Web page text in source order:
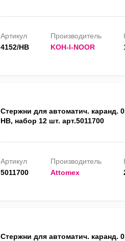
Артикул
4152/HB
Производитель
KOH-I-NOOR
Стержни для автоматич. каранд.
HB, набор 12 шт. арт.5011700
Артикул
5011700
Производитель
Attomex
Стержни для автоматич. каранд.